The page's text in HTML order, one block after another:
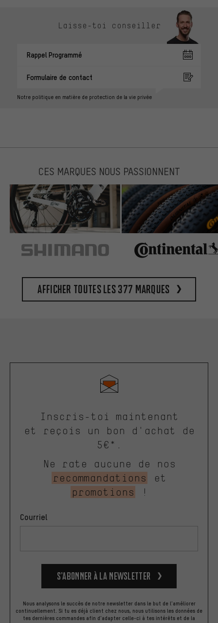
Laisse-toi conseiller
Rappel Programmé
Formulaire de contact
Notre politique en matière de protection de la vie privée
CES MARQUES NOUS PASSIONNENT
Afficher toutes les 377 marques
Inscris-toi maintenant
et reçois un bon d'achat de
5€*.
Ne rate aucune de nos
recommandations
et
promotions
!
Courriel
S’abonner à la newsletter
Nous analysons le succès de notre newsletter dans le but de l'améliorer
continuellement. Si tu es déjà client chez nous, nous utilisons les données de
tes dernières commandes afin d'adapter celle-ci à tes intérêts et de la